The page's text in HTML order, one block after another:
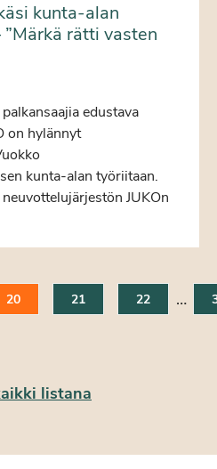
kunta-alan
rätti vasten
edustava
on hylännyt
kunta-alan työriitaan.
JUKOn
20 21 22 …
listana